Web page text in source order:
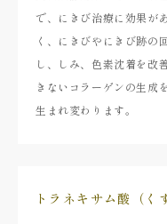
で、にきび治療に効果が
く、にきびやにきび跡の
し、しみ、色素沈着を改
きないコラーゲンの生成
生まれ変わります。
トラネキサム酸（く